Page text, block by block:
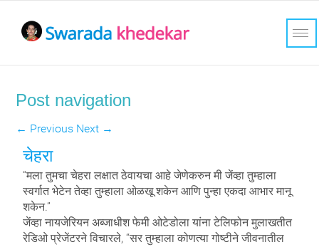
Post navigation
← Previous Next →
चेहरा
“मला तुमचा चेहरा लक्षात ठेवायचा आहे जेणेकरुन मी जेंव्हा तुम्हाला
स्वर्गात भेटेन तेव्हा तुम्हाला ओळखू शकेन आणि पुन्हा एकदा आभार मानू
शकेन.”
जेंव्हा नायजेरियन अब्जाधीश फेमी ओटेडोला यांना टेलिफोन मुलाखतीत
रेडिओ प्रेजेंटरने विचारले, “सर तुम्हाला कोणत्या गोष्टीने जीवनातील